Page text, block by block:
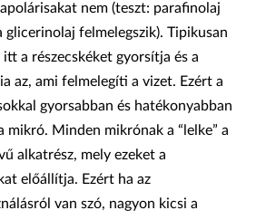
nem (teszt: parafinolaj
glicerinolaj felmelegszik). Tipikusan
a részecskéket gyorsítja és a
az, ami felmelegíti a vizet. Ezért a
gyorsabban és hatékonyabban
mikró. Minden mikrónak a “lelke” a
alkatrész, mely ezeket a
előállítja. Ezért ha az
van szó, nagyon kicsi a